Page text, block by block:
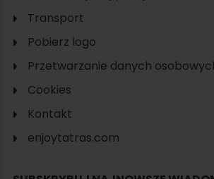
Szukaj
Transport
Pobierz logo
Przetwarzanie danych
Cookies
Kontakt
enjoytatras.com